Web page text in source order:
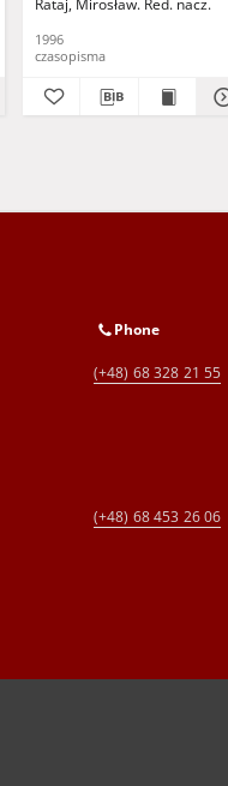
Rataj, Mirosław. Red. nacz.
1996
czasopisma
Phone
(+48) 68 328 21 55
(+48) 68 453 26 06